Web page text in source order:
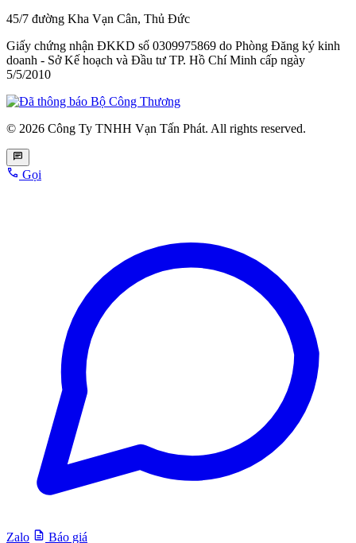
45/7 đường Kha Vạn Cân, Thủ Đức
Giấy chứng nhận ĐKKD số 0309975869 do Phòng Đăng ký kinh
doanh - Sở Kế hoạch và Đầu tư TP. Hồ Chí Minh cấp ngày
5/5/2010
© 2026 Công Ty TNHH Vạn Tấn Phát. All rights reserved.
Gọi
Zalo Báo giá